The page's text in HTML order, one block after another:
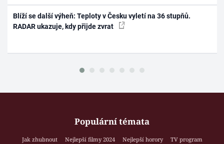
Blíží se další výheň: Teploty v Česku vyletí na 36 stupňů.
RADAR ukazuje, kdy přijde zvrat
Populární témata
Jak zhubnout Nejlepší filmy 2024 Nejlepší horory
TV program